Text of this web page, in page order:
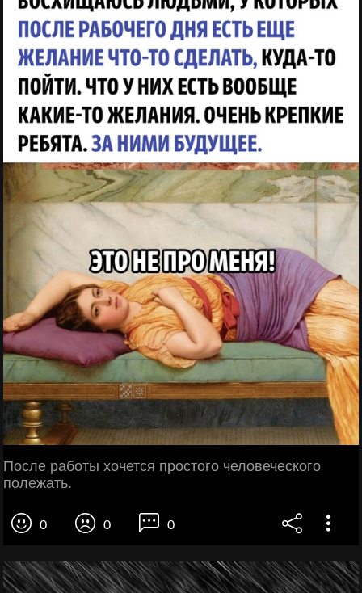
После работы хочется простого человеческого
полежать.
0 0 0